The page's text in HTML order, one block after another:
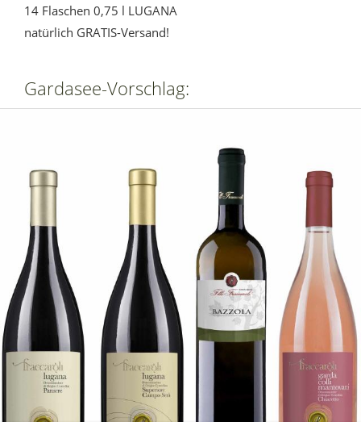
14 Flaschen 0,75 l LUGANA
natürlich GRATIS-Versand!
Gardasee-Vorschlag: